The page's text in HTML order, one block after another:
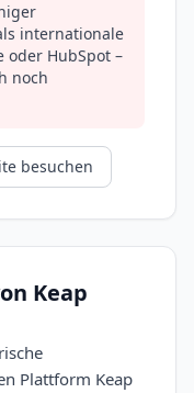
internationale
oder HubSpot –
noch
besuchen
Keap
Plattform Keap